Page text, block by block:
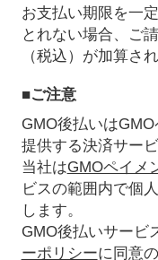
お支払い期限を一
とれない場合、ご
（税込）が加算さ
■ご注意
GMO後払いは
提供する決済サービ
当社はGMOペイメ
ビスの範囲内で個
します。
GMO後払いサービ
ーポリシーに同意